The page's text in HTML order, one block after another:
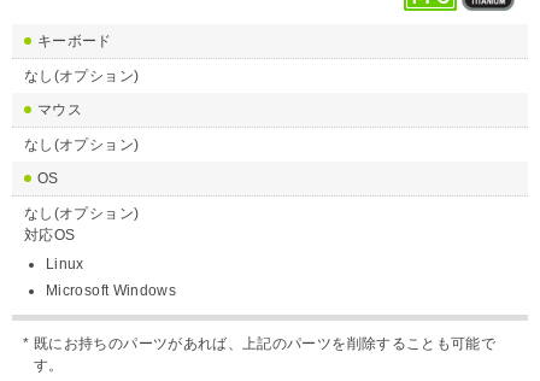
キーボード
なし(オプション)
マウス
なし(オプション)
OS
なし(オプション)
対応OS
Linux
Microsoft Windows
既にお持ちのパーツがあれば、上記のパーツを削除することも可能で
す。